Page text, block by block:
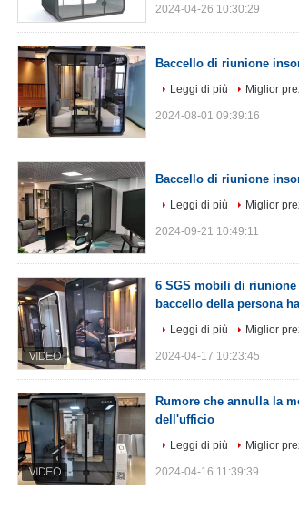
2024-04-26 10:30:29
Baccello di riunione
Leggi di più Miglior
2024-08-01 09:39:16
Baccello di riunione
Leggi di più Miglior
2024-09-21 10:49:11
6 SGS mobili di
baccello della persona
Leggi di più Miglior
2024-04-17 10:23:45
Rumore che annulla la
dell'ufficio
Leggi di più Miglior
2024-04-16 11:39:39